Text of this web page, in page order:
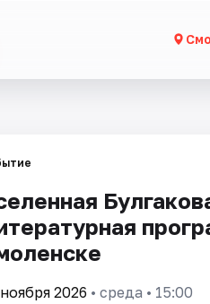
2026 • среда • 15:00